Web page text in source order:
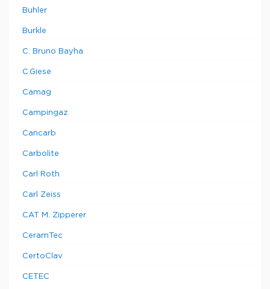
Buhler
Burkle
C. Bruno Bayha
C.Giese
Camag
Campingaz
Cancarb
Carbolite
Carl Roth
Carl Zeiss
CAT M. Zipperer
CeramTec
CertoClav
CETEC